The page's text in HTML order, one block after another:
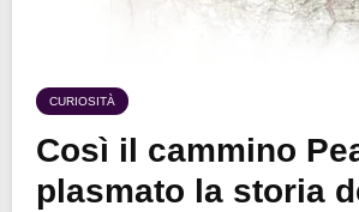
CURIOSITÀ
Così il cammino
plasmato la storia